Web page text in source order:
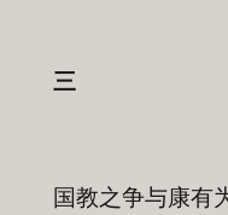
三
国教之争与康有